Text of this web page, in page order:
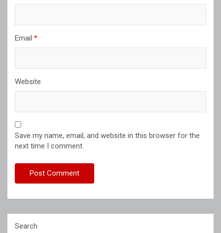
Email *
Website
Save my name, email, and website in this browser for the
next time I comment.
Search